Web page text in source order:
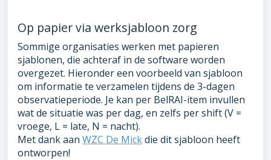
Op papier via werksjabloon zorg
Sommige organisaties werken met papieren
sjablonen, die achteraf in de software worden
overgezet. Hieronder een voorbeeld van sjabloon
om informatie te verzamelen tijdens de 3-dagen
observatieperiode. Je kan per BelRAI-item invullen
wat de situatie was per dag, en zelfs per shift (V =
vroege, L = late, N = nacht).
Met dank aan WZC De Mickdie dit sjabloon heeft
ontworpen!